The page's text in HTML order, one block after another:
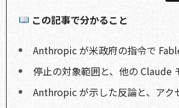
この記事で分かること
Anthropic が米政府の指令で
停止の対象範囲と、他の Claude
Anthropic が示した反論と、アク